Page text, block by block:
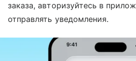
заказа, авторизуйтесь в
отправлять уведомления.